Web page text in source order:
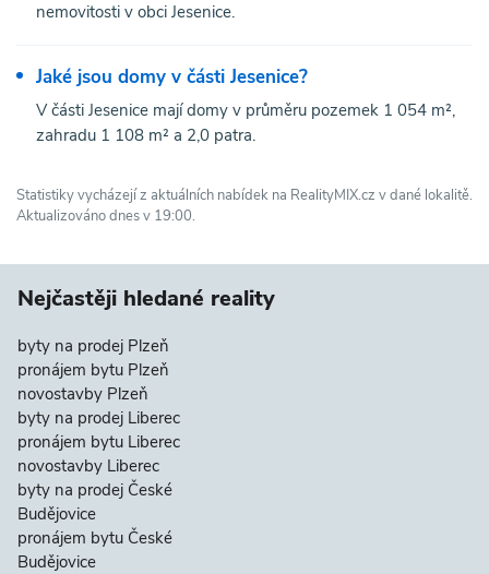
nemovitosti v obci Jesenice.
Jaké jsou domy v části Jesenice?
V části Jesenice mají domy v průměru pozemek 1 054 m²,
zahradu 1 108 m² a 2,0 patra.
Statistiky vycházejí z aktuálních nabídek na RealityMIX.cz v dané lokalitě.
Aktualizováno dnes v 19:00.
Nejčastěji hledané reality
byty na prodej Plzeň
pronájem bytu Plzeň
novostavby Plzeň
byty na prodej Liberec
pronájem bytu Liberec
novostavby Liberec
byty na prodej České
Budějovice
pronájem bytu České
Budějovice